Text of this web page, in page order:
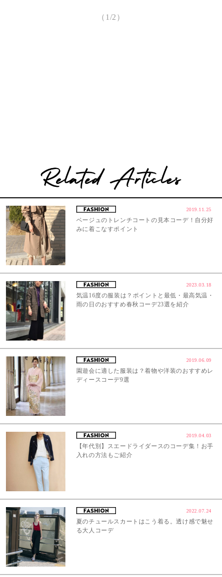
（1/2）
2019.11.25
ベージュのトレンチコートの見本コーデ！自分好
みに着こなすポイント
2023.03.18
気温16度の服装は？ポイントと最低・最高気温・
雨の日のおすすめ春秋コーデ23選を紹介
2019.06.09
園遊会に適した服装は？着物や洋装のおすすめレ
ディースコーデ9選
2019.04.03
【年代別】スエードライダースのコーデ集！お手
入れの方法もご紹介
2022.07.24
夏のチュールスカートはこう着る。透け感で魅せ
る大人コーデ